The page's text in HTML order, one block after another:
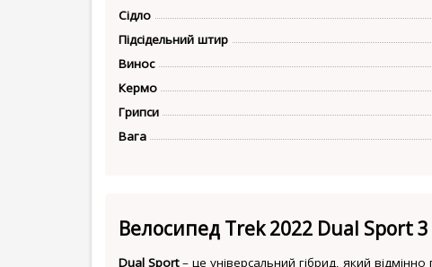
Сідло
Підсідельний штир
Винос
Кермо
Грипси
Вага
Велосипед Trek 2022 Dual Sport
Dual Sport– це універсальний гібрид, який